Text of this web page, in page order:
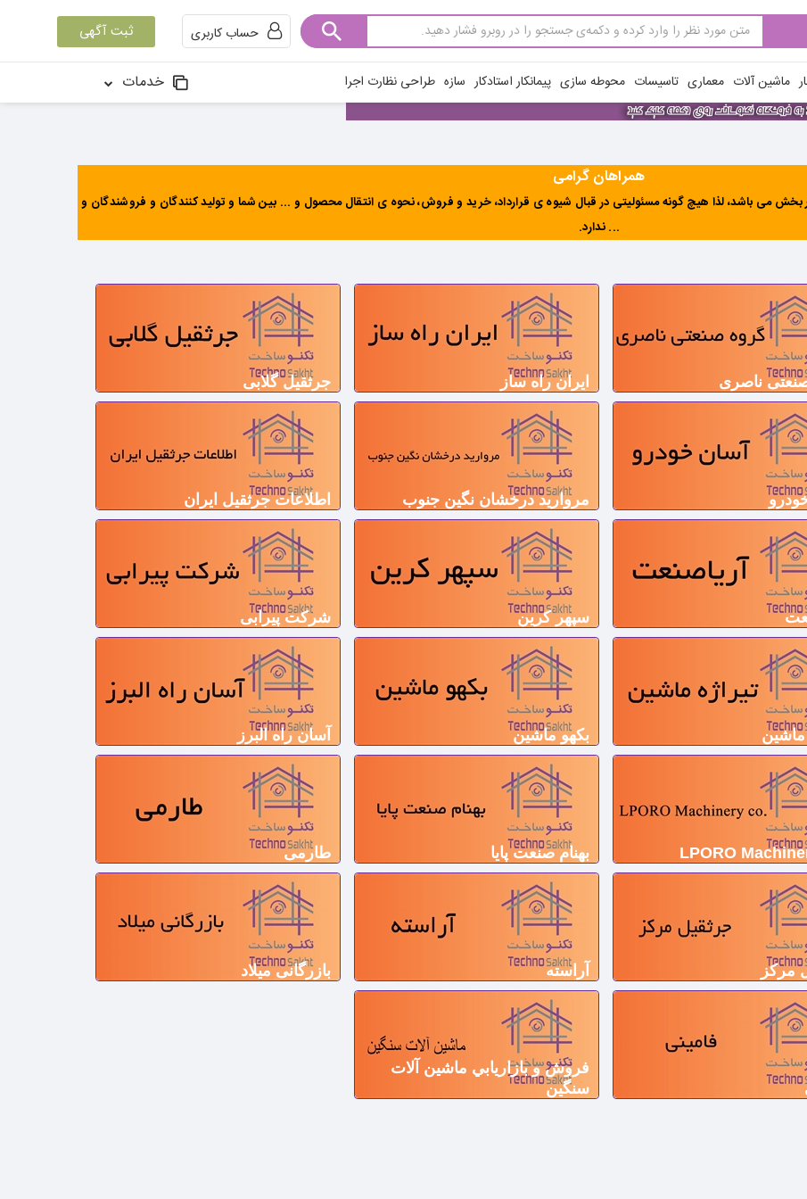
حساب کاربری ثبت آگهی
ماشین آلات معماری تاسیسات محوطه سازی پیمانکار استادکار سازه طراحی نظارت اجرا خدمات
همراهان گرامی
می باشد، لذا هیچ گونه مسئولیتی در قبال شیوه ی قرارداد، خرید و فروش، نحوه ی انتقال محصول و ... بین شما و تولید کنندگان و فروشندگان و
... ندارد.
ناصری ایران راه ساز جرثقیل گلابی
مروارید درخشان نگین جنوب اطلاعات جرثقیل ایران
سپهر کرین شرکت پیرابی
ماشین بکهو ماشین آسان راه البرز
بهنام صنعت پایا طارمی
مرکز آراسته بازرگانی میلاد
فروش و بازاريابي ماشين آلات
سنگین